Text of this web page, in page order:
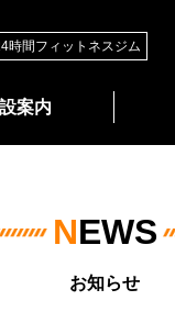
時間フィットネスジム
案内
NEWS
お知らせ